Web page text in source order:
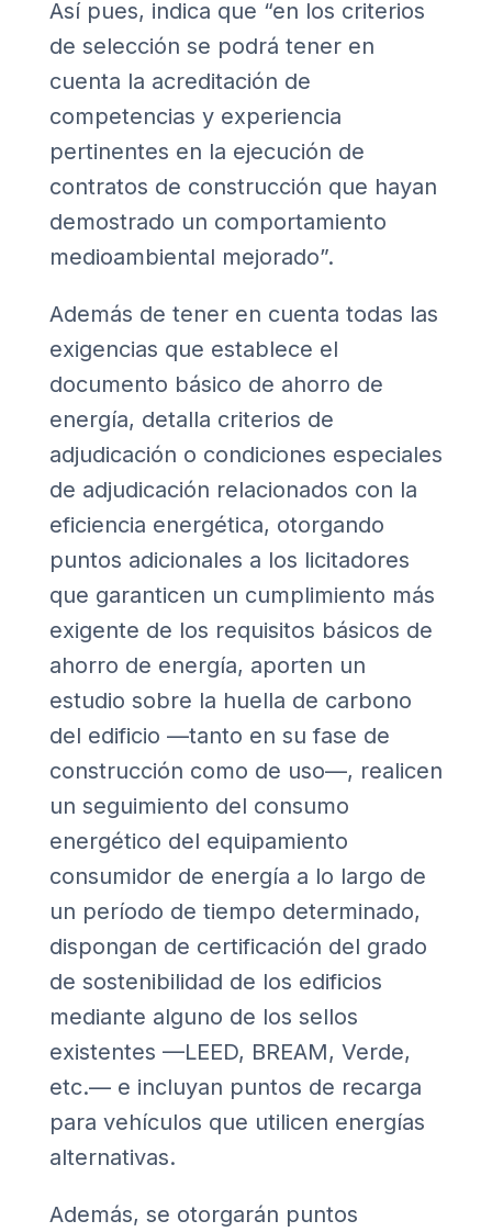
Así pues, indica que “en los criterios
de selección se podrá tener en
cuenta la acreditación de
competencias y experiencia
pertinentes en la ejecución de
contratos de construcción que hayan
demostrado un comportamiento
medioambiental mejorado”.
Además de tener en cuenta todas las
exigencias que establece el
documento básico de ahorro de
energía, detalla criterios de
adjudicación o condiciones especiales
de adjudicación relacionados con la
eficiencia energética, otorgando
puntos adicionales a los licitadores
que garanticen un cumplimiento más
exigente de los requisitos básicos de
ahorro de energía, aporten un
estudio sobre la huella de carbono
del edificio —tanto en su fase de
construcción como de uso—, realicen
un seguimiento del consumo
energético del equipamiento
consumidor de energía a lo largo de
un período de tiempo determinado,
dispongan de certificación del grado
de sostenibilidad de los edificios
mediante alguno de los sellos
existentes —LEED, BREAM, Verde,
etc.— e incluyan puntos de recarga
para vehículos que utilicen energías
alternativas.
Además, se otorgarán puntos